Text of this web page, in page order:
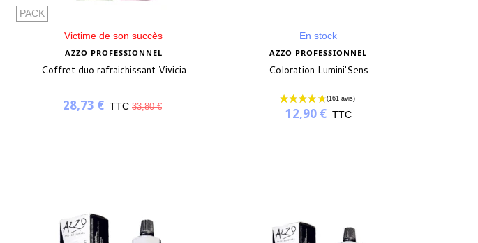
PACK
Victime de son succès
AZZO PROFESSIONNEL
Coffret duo rafraichissant Vivicia
28,73 € TTC 33,80 €
En stock
AZZO PROFESSIONNEL
Coloration Lumini'Sens
12,90 € TTC